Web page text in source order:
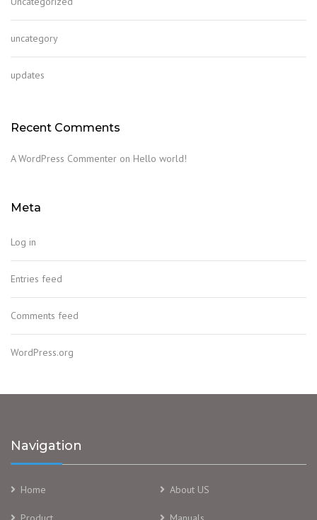
uncategory
updates
Recent Comments
A WordPress Commenter on Hello world!
Meta
Log in
Entries feed
Comments feed
WordPress.org
Navigation
Home About US